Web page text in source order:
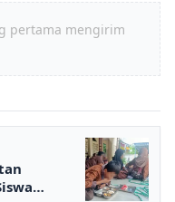
pertama mengirim